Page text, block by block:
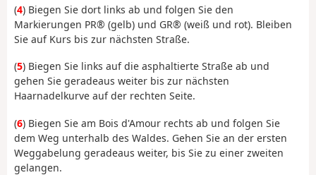
(4) Biegen Sie dort links ab und folgen Sie den
Markierungen PR® (gelb) und GR® (weiß und rot). Bleiben
Sie auf Kurs bis zur nächsten Straße.
(5) Biegen Sie links auf die asphaltierte Straße ab und
gehen Sie geradeaus weiter bis zur nächsten
Haarnadelkurve auf der rechten Seite.
(6) Biegen Sie am Bois d'Amour rechts ab und folgen Sie
dem Weg unterhalb des Waldes. Gehen Sie an der ersten
Weggabelung geradeaus weiter, bis Sie zu einer zweiten
gelangen.